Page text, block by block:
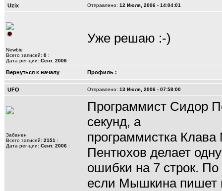
Uzix Отправлено: 12 Июля, 2006 - 14:04:01
Newbie
Всего записей: 0 :
Дата рег-ции: Сент. 2006 :
Уже решаю :-)
Вернуться к началу Профиль :
UFO Отправлено: 13 Июля, 2006 - 07:58:00
Забанен
Всего записей: 2151 :
Дата рег-ции: Сент. 2006 :
Программист Сидор
секунд, а
программистка
Пентюхов делает
ошибки на 7 строк. По
если Мышкина пишет